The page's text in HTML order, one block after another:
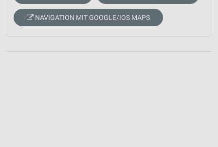
NAVIGATION MIT GOOGLE/IOS MAPS